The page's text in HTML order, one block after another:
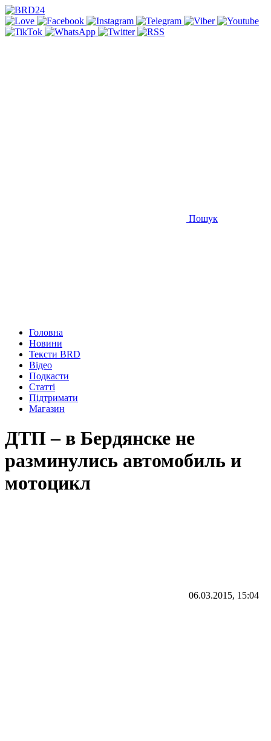
Пошук
Головна
Новини
Тексти BRD
Відео
Подкасти
Статті
Підтримати
Магазин
ДТП – в Бердянске не
разминулись автомобиль и
мотоцикл
06.03.2015, 15:04